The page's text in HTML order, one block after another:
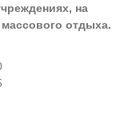
на
отдыха.